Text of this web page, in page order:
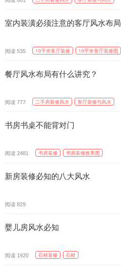
室内装潢必须注意的客厅风水布局
阅读 535 10平米客厅装修 10平米客厅装修图
餐厅风水布局有什么讲究？
阅读 777 二手房装修风水 客厅装修与风水
书房书桌不能背对门
阅读 2481 书房装修 书房装修效果图
新房装修必知的八大风水
阅读 829
婴儿房风水必知
阅读 1920 石材装修 石材